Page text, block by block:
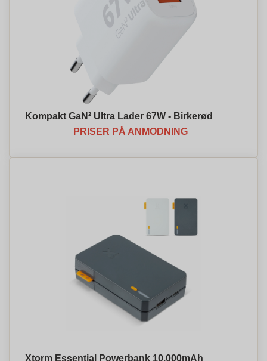
Kompakt GaN² Ultra Lader 67W - Birkerød
PRISER PÅ ANMODNING
Xtorm Essential Powerbank 10.000mAh